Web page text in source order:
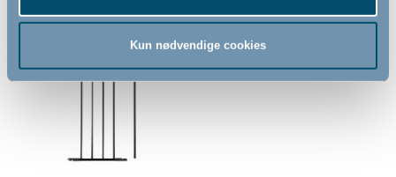
Kun nødvendige cookies